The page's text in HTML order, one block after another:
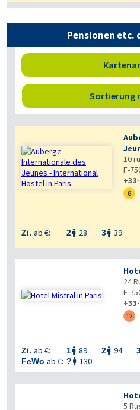
Pensionen etc.
Sortierung
10
F-
8
Zi. ab €: 2 28 3 39
24
F-
12
Zi. ab €: 1 89 2 94
FeWo ab €: ?  130
5